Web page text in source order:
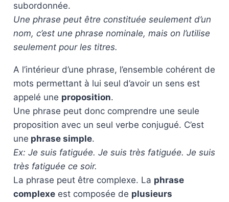
subordonnée.
Une phrase peut être constituée seulement d’un
nom, c’est une phrase nominale, mais on l’utilise
seulement pour les titres.
A l’intérieur d’une phrase, l’ensemble cohérent de
mots permettant à lui seul d’avoir un sens est
appelé une proposition.
Une phrase peut donc comprendre une seule
proposition avec un seul verbe conjugué. C’est
une phrase simple.
Ex: Je suis fatiguée. Je suis très fatiguée. Je suis
très fatiguée ce soir.
La phrase peut être complexe. La phrase
complexeest composée de plusieurs